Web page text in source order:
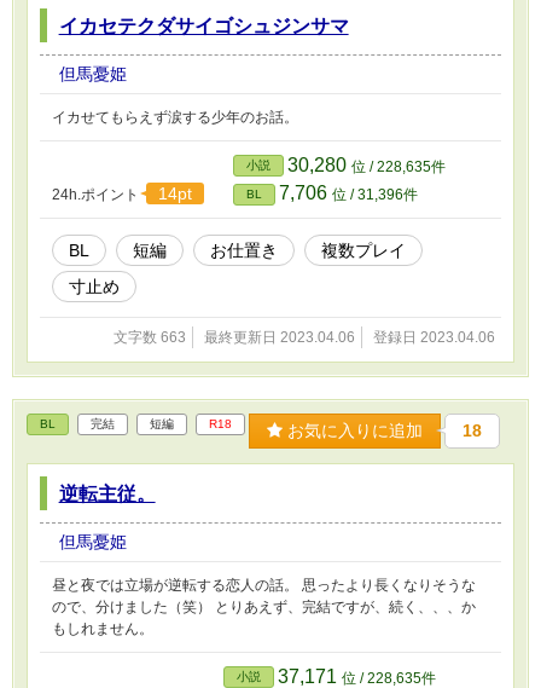
イカセテクダサイゴシュジンサマ
但馬憂姫
イカせてもらえず涙する少年のお話。
24h.ポイント 14pt
小説 30,280 位 / 228,635件
BL 7,706 位 / 31,396件
BL 短編 お仕置き
複数プレイ
寸止め
文字数 663 最終更新日 2023.04.06 登録日 2023.04.06
BL 完結 短編 R18 お気に入りに追加 18
逆転主従。
但馬憂姫
昼と夜では立場が逆転する恋人の話。 思ったより長くなりそうな
ので、分けました（笑） とりあえず、完結ですが、続く、、、か
もしれません。
小説 37,171 位 / 228,635件